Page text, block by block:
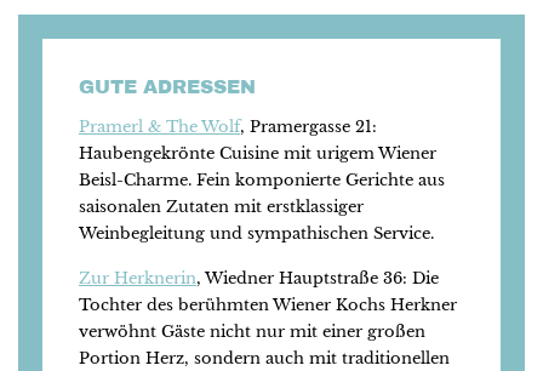
GUTE ADRESSEN
Pramerl & The Wolf, Pramergasse 21:
Haubengekrönte Cuisine mit urigem Wiener
Beisl-Charme. Fein komponierte Gerichte aus
saisonalen Zutaten mit erstklassiger
Weinbegleitung und sympathischen Service.
Zur Herknerin, Wiedner Hauptstraße 36: Die
Tochter des berühmten Wiener Kochs Herkner
verwöhnt Gäste nicht nur mit einer großen
Portion Herz, sondern auch mit traditionellen